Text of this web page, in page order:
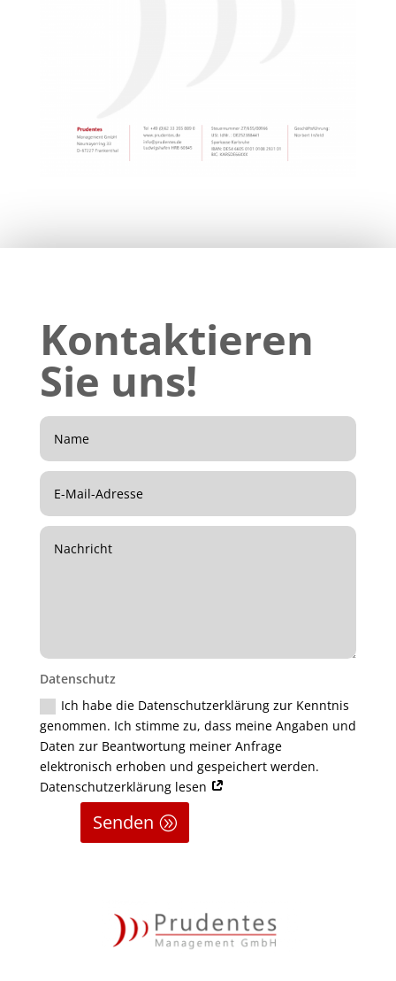
Kontaktieren
Sie uns!
Datenschutz
Ich habe die Datenschutzerklärung zur Kenntnis
genommen. Ich stimme zu, dass meine Angaben und
Daten zur Beantwortung meiner Anfrage
elektronisch erhoben und gespeichert werden.
Datenschutzerklärung lesen
Senden